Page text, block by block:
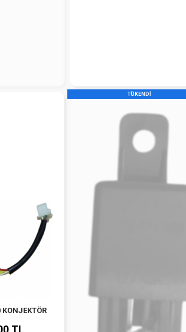
TL
TÜKENDİ